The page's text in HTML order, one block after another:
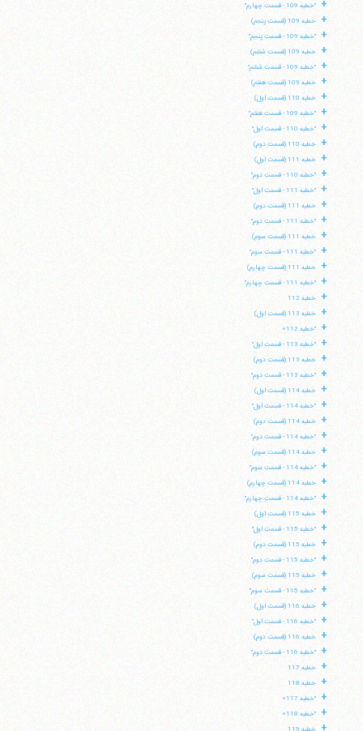
+ "خطبه 109 - قسمت چهارم"
+ خطبه 109 (قسمت پنجم)
+ "خطبه 109 - قسمت پنجم"
+ خطبه 109 (قسمت ششم)
+ "خطبه 109 - قسمت ششم"
+ خطبه 109 (قسمت هفتم)
+ خطبه 110 (قسمت اول)
+ "خطبه 109 - قسمت هفتم"
+ "خطبه 110 - قسمت اول"
+ خطبه 110 (قسمت دوم)
+ خطبه 111 (قسمت اول)
+ "خطبه 110 - قسمت دوم"
+ "خطبه 111 - قسمت اول"
+ خطبه 111 (قسمت دوم)
+ "خطبه 111 - قسمت دوم"
+ خطبه 111 (قسمت سوم)
+ "خطبه 111 - قسمت سوم"
+ خطبه 111 (قسمت چهارم)
+ "خطبه 111 - قسمت چهارم"
+ خطبه 112
+ خطبه 113 (قسمت اول)
+ "خطبه 112»
+ "خطبه 113 - قسمت اول"
+ خطبه 113 (قسمت دوم)
+ "خطبه 113 - قسمت دوم"
+ خطبه 114 (قسمت اول)
+ "خطبه 114 - قسمت اول"
+ خطبه 114 (قسمت دوم)
+ "خطبه 114 - قسمت دوم"
+ خطبه 114 (قسمت سوم)
+ "خطبه 114 - قسمت سوم"
+ خطبه 114 (قسمت چهارم)
+ "خطبه 114 - قسمت چهارم"
+ خطبه 115 (قسمت اول)
+ "خطبه 115 - قسمت اول"
+ خطبه 115 (قسمت دوم)
+ "خطبه 115 - قسمت دوم"
+ خطبه 115 (قسمت سوم)
+ "خطبه 115 - قسمت سوم"
+ خطبه 116 (قسمت اول)
+ "خطبه 116 - قسمت اول"
+ خطبه 116 (قسمت دوم)
+ "خطبه 116 - قسمت دوم"
+ خطبه 117
+ خطبه 118
+ "خطبه 117»
+ "خطبه 118»